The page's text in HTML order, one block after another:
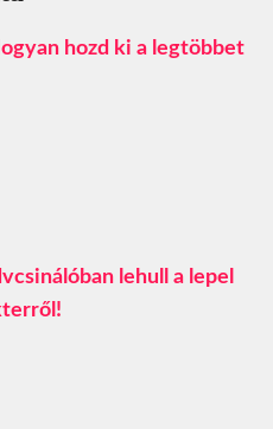
hozd ki a legtöbbet
lehull a lepel